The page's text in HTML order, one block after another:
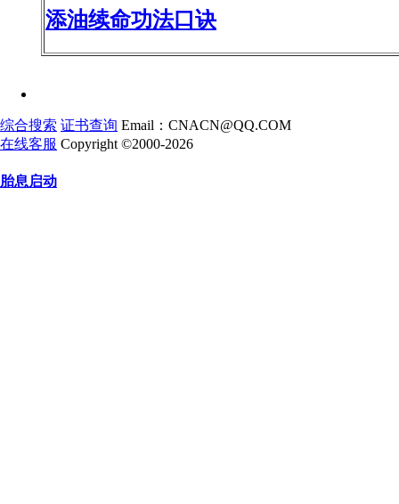
添油续命功法口诀
综合搜索 证书查询 Email：CNACN@QQ.COM
在线客服 Copyright ©2000-2026
胎息启动